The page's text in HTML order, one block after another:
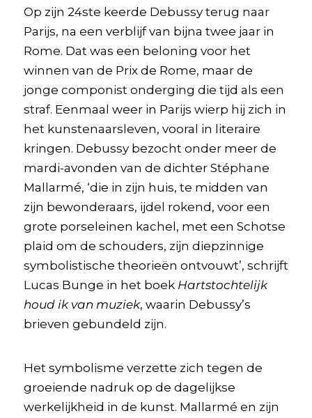
Op zijn 24ste keerde Debussy terug naar
Parijs, na een verblijf van bijna twee jaar in
Rome. Dat was een beloning voor het
winnen van de Prix de Rome, maar de
jonge componist onderging die tijd als een
straf. Eenmaal weer in Parijs wierp hij zich in
het kunstenaarsleven, vooral in literaire
kringen. Debussy bezocht onder meer de
mardi-avonden van de dichter Stéphane
Mallarmé, ‘die in zijn huis, te midden van
zijn bewonderaars, ijdel rokend, voor een
grote porseleinen kachel, met een Schotse
plaid om de schouders, zijn diepzinnige
symbolistische theorieën ontvouwt’, schrijft
Lucas Bunge in het boek Hartstochtelijk
houd ik van muziek, waarin Debussy’s
brieven gebundeld zijn.
Het symbolisme verzette zich tegen de
groeiende nadruk op de dagelijkse
werkelijkheid in de kunst. Mallarmé en zijn